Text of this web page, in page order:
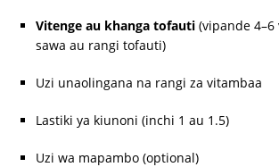
Vitenge au khanga tofauti (vipande 4–6
sawa au rangi tofauti)
Uzi unaolingana na rangi za vitambaa
Lastiki ya kiunoni (inchi 1 au 1.5)
Uzi wa mapambo (optional)